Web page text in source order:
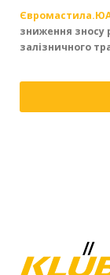
зниження зносу
залізничного